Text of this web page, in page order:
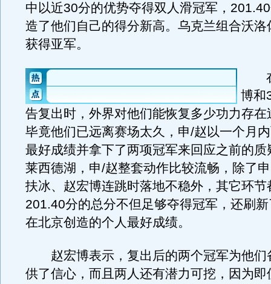
中以近30分的优势夺得双人滑冠军，
造了他们自己的得分新高。乌克兰组合沃洛
获得亚军。
在
博和
告复出时，外界对他们能恢复多少功力存在
毕竟他们已远离赛场太久，申/赵以一个月
最好成绩并拿下了两项冠军来回应之前的质
莱西德湖，申/赵整套动作比较流畅，除了
扶冰、赵宏博连跳时落地不稳外，其它环节
201.40分的总分不但足够夺得冠军，还刷
在北京创造的个人最好成绩。
赵宏博表示，复出后的两个冠军为他们
供了信心，而且两人还有潜力可挖，因为即